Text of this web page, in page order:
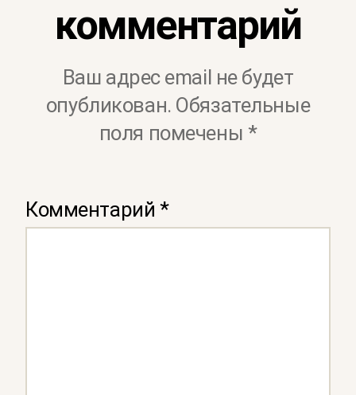
комментарий
Ваш адрес email не будет
опубликован. Обязательные
поля помечены *
Комментарий *